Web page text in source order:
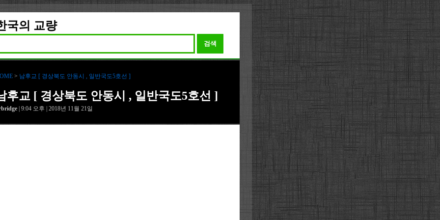
국의 교량
검색
> 남후교 [ 경상북도 안동시 , 일반국도5호선 ]
후교 [ 경상북도 안동시 , 일반국도5호선 ]
| 9:04 오후 | 2018년 11월 21일